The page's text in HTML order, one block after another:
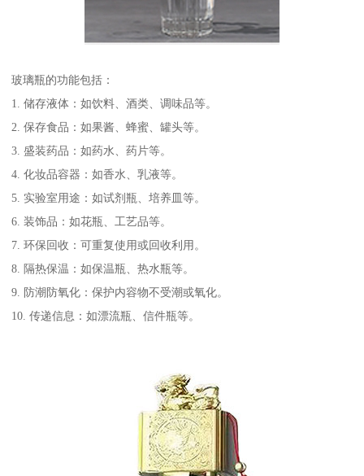
玻璃瓶的功能包括：
1. 储存液体：如饮料、酒类、调味品等。
2. 保存食品：如果酱、蜂蜜、罐头等。
3. 盛装药品：如药水、药片等。
4. 化妆品容器：如香水、乳液等。
5. 实验室用途：如试剂瓶、培养皿等。
6. 装饰品：如花瓶、工艺品等。
7. 环保回收：可重复使用或回收利用。
8. 隔热保温：如保温瓶、热水瓶等。
9. 防潮防氧化：保护内容物不受潮或氧化。
10. 传递信息：如漂流瓶、信件瓶等。